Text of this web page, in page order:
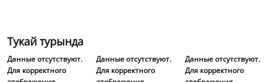
Тукай турында
Данные отсутствуют.
Для корректного
Данные отсутствуют.
Для корректного
Данные отсутствуют.
Для корректного